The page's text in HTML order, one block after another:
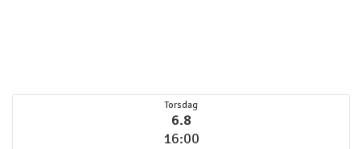
Torsdag
6.8
16:00